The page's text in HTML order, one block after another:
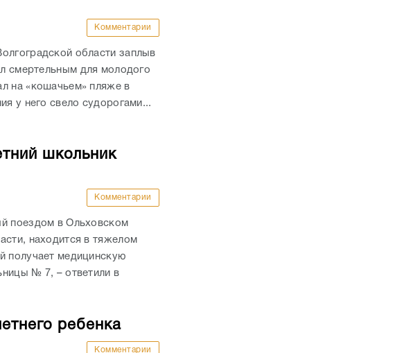
Комментарии
области заплыв
смертельным для молодого
на «кошачьем» пляже в
у него свело судорогами...
школьник
Комментарии
поездом в Ольховском
находится в тяжелом
получает медицинскую
№ 7, – ответили в
ребенка
Комментарии